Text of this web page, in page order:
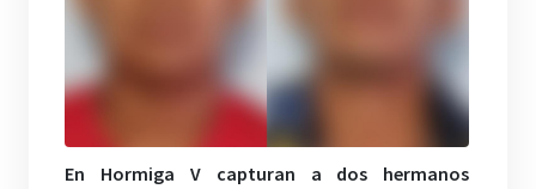
En Hormiga V capturan a dos hermanos